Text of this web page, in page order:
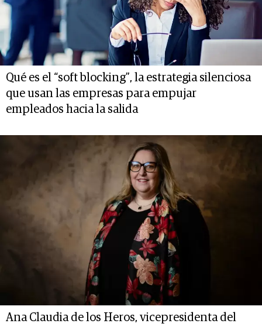
Qué es el “soft blocking”, la estrategia silenciosa
que usan las empresas para empujar
empleados hacia la salida
Ana Claudia de los Heros, vicepresidenta del